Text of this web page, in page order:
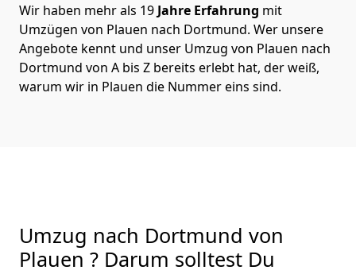
Wir haben mehr als 19 Jahre Erfahrung mit
Umzügen von Plauen nach Dortmund. Wer unsere
Angebote kennt und unser Umzug von Plauen nach
Dortmund von A bis Z bereits erlebt hat, der weiß,
warum wir in Plauen die Nummer eins sind.
Umzug nach Dortmund von
Plauen ? Darum solltest Du